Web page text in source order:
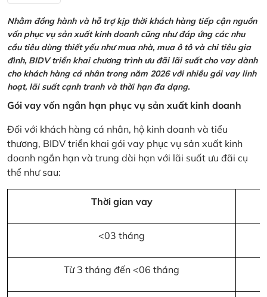
Nhằm đồng hành và hỗ trợ kịp thời khách hàng tiếp cận nguồn
vốn phục vụ sản xuất kinh doanh cũng như đáp ứng các nhu
cầu tiêu dùng thiết yếu như mua nhà, mua ô tô và chi tiêu gia
đình, BIDV triển khai chương trình ưu đãi lãi suất cho vay dành
cho khách hàng cá nhân trong năm 2026 với nhiều gói vay linh
hoạt, lãi suất cạnh tranh và thời hạn đa dạng.
Gói vay vốn ngắn hạn phục vụ sản xuất kinh doanh
Đối với khách hàng cá nhân, hộ kinh doanh và tiểu
thương, BIDV triển khai gói vay phục vụ sản xuất kinh
doanh ngắn hạn và trung dài hạn với lãi suất ưu đãi cụ
thể như sau:
Thời gian vay
<03 tháng
Từ 3 tháng đến <06 tháng